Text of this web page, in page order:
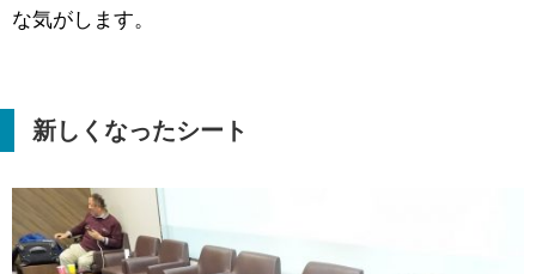
な気がします。
新しくなったシート